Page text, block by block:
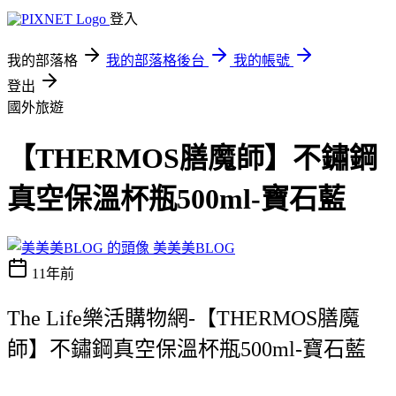
登入
我的部落格 我的部落格後台
我的帳號
登出
國外旅遊
【THERMOS膳魔師】不鏽鋼
真空保溫杯瓶500ml-寶石藍
美美美BLOG
11年前
The Life樂活購物網-【THERMOS膳魔
師】不鏽鋼真空保溫杯瓶500ml-寶石藍